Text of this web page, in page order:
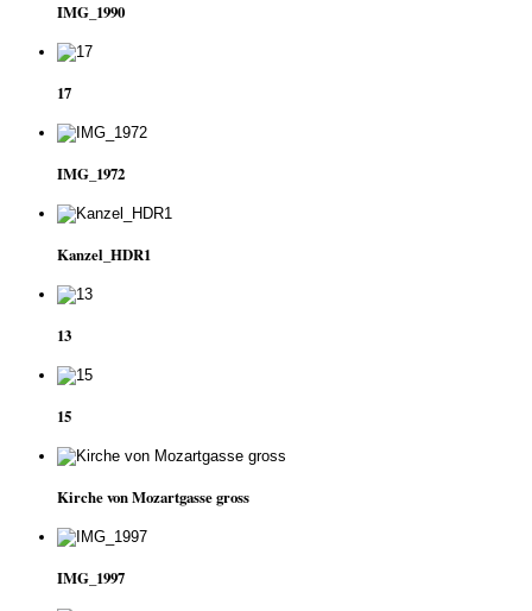
IMG_1990
17
IMG_1972
Kanzel_HDR1
13
15
Kirche von Mozartgasse gross
IMG_1997